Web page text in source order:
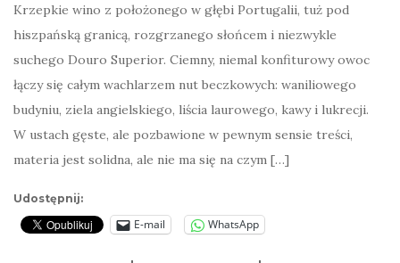
Krzepkie wino z położonego w głębi Portugalii, tuż pod
hiszpańską granicą, rozgrzanego słońcem i niezwykle
suchego Douro Superior. Ciemny, niemal konfiturowy owoc
łączy się całym wachlarzem nut beczkowych: waniliowego
budyniu, ziela angielskiego, liścia laurowego, kawy i lukrecji.
W ustach gęste, ale pozbawione w pewnym sensie treści,
materia jest solidna, ale nie ma się na czym […]
Udostępnij:
E-mail WhatsApp